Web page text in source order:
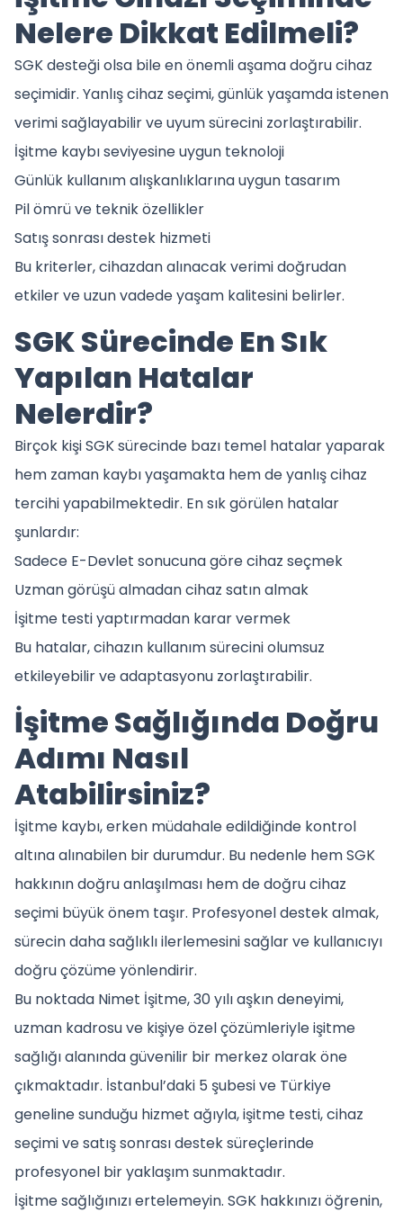
Nelere Dikkat Edilmeli?
SGK desteği olsa bile en önemli aşama doğru cihaz
seçimidir. Yanlış cihaz seçimi, günlük yaşamda istenen
verimi sağlayabilir ve uyum sürecini zorlaştırabilir.
İşitme kaybı seviyesine uygun teknoloji
Günlük kullanım alışkanlıklarına uygun tasarım
Pil ömrü ve teknik özellikler
Satış sonrası destek hizmeti
Bu kriterler, cihazdan alınacak verimi doğrudan
etkiler ve uzun vadede yaşam kalitesini belirler.
SGK Sürecinde En Sık
Yapılan Hatalar
Nelerdir?
Birçok kişi SGK sürecinde bazı temel hatalar yaparak
hem zaman kaybı yaşamakta hem de yanlış cihaz
tercihi yapabilmektedir. En sık görülen hatalar
şunlardır:
Sadece E-Devlet sonucuna göre cihaz seçmek
Uzman görüşü almadan cihaz satın almak
İşitme testi yaptırmadan karar vermek
Bu hatalar, cihazın kullanım sürecini olumsuz
etkileyebilir ve adaptasyonu zorlaştırabilir.
İşitme Sağlığında Doğru
Adımı Nasıl
Atabilirsiniz?
İşitme kaybı, erken müdahale edildiğinde kontrol
altına alınabilen bir durumdur. Bu nedenle hem SGK
hakkının doğru anlaşılması hem de doğru cihaz
seçimi büyük önem taşır. Profesyonel destek almak,
sürecin daha sağlıklı ilerlemesini sağlar ve kullanıcıyı
doğru çözüme yönlendirir.
Bu noktada Nimet İşitme, 30 yılı aşkın deneyimi,
uzman kadrosu ve kişiye özel çözümleriyle işitme
sağlığı alanında güvenilir bir merkez olarak öne
çıkmaktadır. İstanbul’daki 5 şubesi ve Türkiye
geneline sunduğu hizmet ağıyla, işitme testi, cihaz
seçimi ve satış sonrası destek süreçlerinde
profesyonel bir yaklaşım sunmaktadır.
İşitme sağlığınızı ertelemeyin. SGK hakkınızı öğrenin,